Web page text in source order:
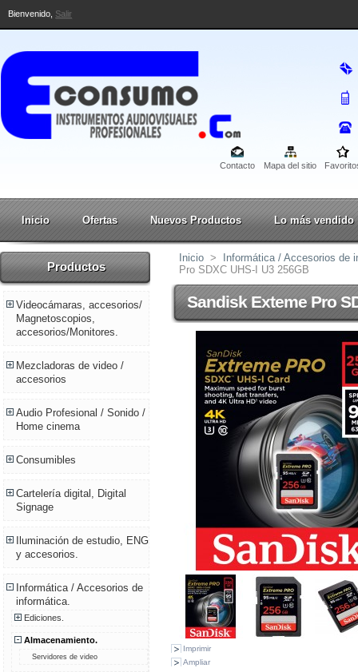
Bienvenido, Salir
Contacto Mapa del sitio
Inicio Ofertas Nuevos Productos Lo más vendido
Productos
Videocámaras, accesorios/
Magnetoscopios,
accesorios/Monitores.
Mezcladoras de video /
accesorios
Audio Profesional / Sonido /
Home cinema
Consumibles
Cartelería digital, Digital
Signage
Iluminación de estudio, ENG
y accesorios.
Informática / Accesorios de
informática.
Ediciones.
Almacenamiento.
Servidores de video
Inicio >
Informática / Accesorios de
Pro SDXC UHS-I U3 256GB
Sandisk Exteme Pro
Imprimir
Ampliar